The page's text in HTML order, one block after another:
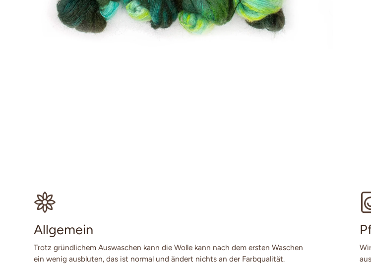
Allgemein
Trotz gründlichem Auswaschen kann die Wolle kann nach dem ersten Waschen
ein wenig ausbluten, das ist normal und ändert nichts an der Farbqualität.